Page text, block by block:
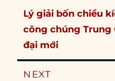
Previous
post:
Lý giải bốn chiều
công chúng
đại mới
NEXT